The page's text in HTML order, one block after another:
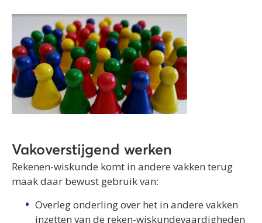
Vakoverstijgend werken
Rekenen-wiskunde komt in andere vakken terug
maak daar bewust gebruik van:
Overleg onderling over het in andere vakken
inzetten van de reken-wiskundevaardigheden